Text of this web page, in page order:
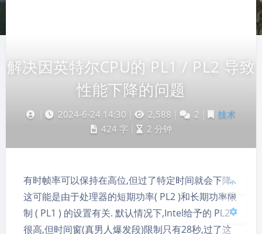
夜间模式
Sans Serif
关闭 日落 暗化 灰度
解决因英特尔CPU的 PL1 / PL2 导致
性能下降的问题
2024-6-24 14:30 2,588 2
技术
424 字
2 分钟
有时帧率可以保持在高位,但过了特定时间就会下降,
这可能是由于处理器的短期功率( PL2 )和长期功率限
制 ( PL1 ) 的设置有关. 默认情况下,Intel给予的 PL2
很高,但时间窗(真男人爆发段)限制只有28秒,过了这